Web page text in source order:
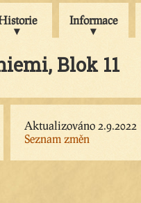
Informace
Blok 11
Aktualizováno 2.9.2022
Seznam změn